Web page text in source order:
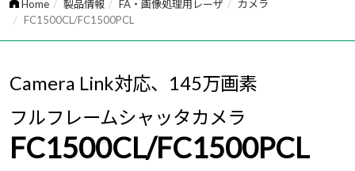
Home 製品情報 FA・画像処理用レーザ
カメラ
FC1500CL/FC1500PCL
Camera Link対応、145万画素
フルフレームシャッタカメラ
FC1500CL/FC1500PCL